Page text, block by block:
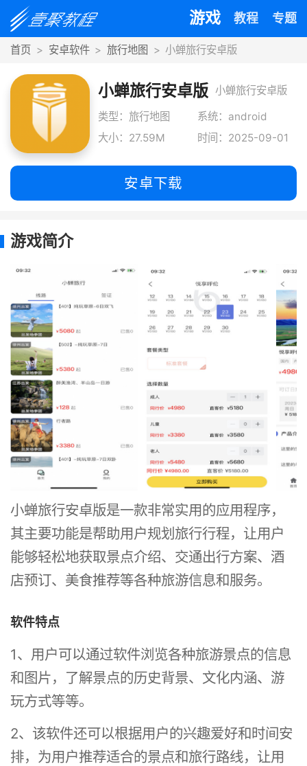
游戏 教程 专题
首页 安卓软件 旅行地图 小蝉旅行安卓版
小蝉旅行安卓版 小蝉旅行安卓版
是一款非常实用
的应用程序，其
主要功能
类型：旅行地图
系统：android
大小：27.59M
时间：2025-09-01
安卓下载
游戏简介
小蝉旅行安卓版是一款非常实用的应用程序，
其主要功能是帮助用户规划旅行行程，让用户
能够轻松地获取景点介绍、交通出行方案、酒
店预订、美食推荐等各种旅游信息和服务。
软件特点
1、用户可以通过软件浏览各种旅游景点的信息
和图片，了解景点的历史背景、文化内涵、游
玩方式等等。
2、该软件还可以根据用户的兴趣爱好和时间安
排，为用户推荐适合的景点和旅行路线，让用